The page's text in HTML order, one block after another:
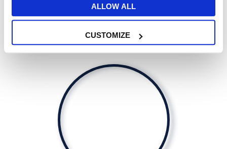
ALLOW ALL
CUSTOMIZE
Personalizza al massimo il tuo nuovo corso
di inglese.